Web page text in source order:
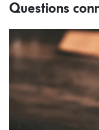
Questions